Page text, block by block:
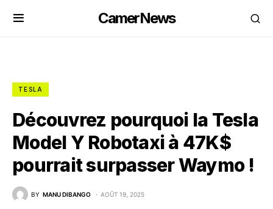
CamerNews
TESLA
Découvrez pourquoi la Tesla
Model Y Robotaxi à 47K$
pourrait surpasser Waymo !
BY MANU DIBANGO AOÛT 19, 2025